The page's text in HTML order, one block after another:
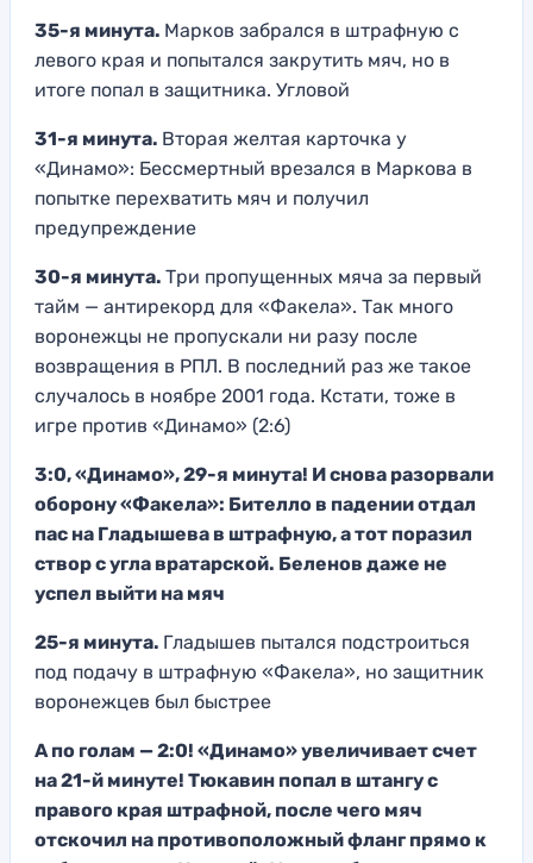
35-я минута. Марков забрался в штрафную с
левого края и попытался закрутить мяч, но в
итоге попал в защитника. Угловой
31-я минута. Вторая желтая карточка у
«Динамо»: Бессмертный врезался в Маркова в
попытке перехватить мяч и получил
предупреждение
30-я минута. Три пропущенных мяча за первый
тайм — антирекорд для «Факела». Так много
воронежцы не пропускали ни разу после
возвращения в РПЛ. В последний раз же такое
случалось в ноябре 2001 года. Кстати, тоже в
игре против «Динамо» (2:6)
3:0, «Динамо», 29-я минута! И снова разорвали
оборону «Факела»: Бителло в падении отдал
пас на Гладышева в штрафную, а тот поразил
створ с угла вратарской. Беленов даже не
успел выйти на мяч
25-я минута. Гладышев пытался подстроиться
под подачу в штрафную «Факела», но защитник
воронежцев был быстрее
А по голам — 2:0! «Динамо» увеличивает счет
на 21-й минуте! Тюкавин попал в штангу с
правого края штрафной, после чего мяч
отскочил на противоположный фланг прямо к